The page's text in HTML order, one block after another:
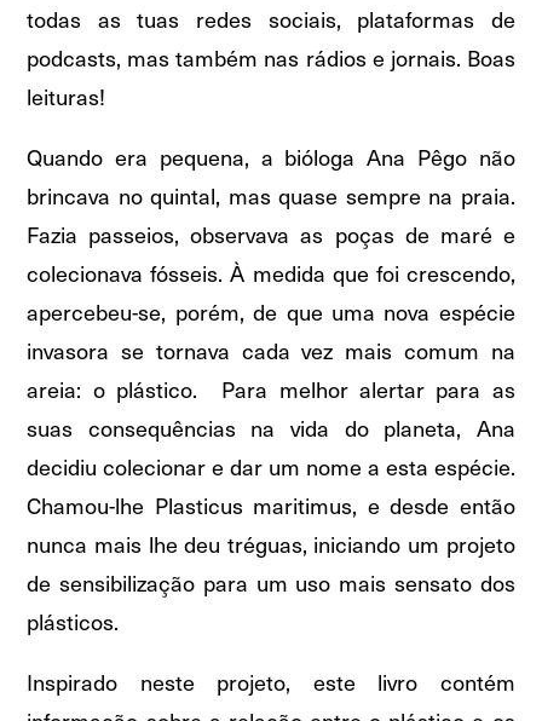
todas as tuas redes sociais, plataformas de
podcasts, mas também nas rádios e jornais. Boas
leituras!
Quando era pequena, a bióloga Ana Pêgo não
brincava no quintal, mas quase sempre na praia.
Fazia passeios, observava as poças de maré e
colecionava fósseis. À medida que foi crescendo,
apercebeu-se, porém, de que uma nova espécie
invasora se tornava cada vez mais comum na
areia: o plástico. Para melhor alertar para as
suas consequências na vida do planeta, Ana
decidiu colecionar e dar um nome a esta espécie.
Chamou-lhe Plasticus maritimus, e desde então
nunca mais lhe deu tréguas, iniciando um projeto
de sensibilização para um uso mais sensato dos
plásticos.
Inspirado neste projeto, este livro contém